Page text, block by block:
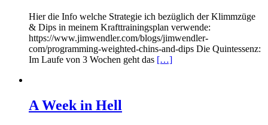
Hier die Info welche Strategie ich bezüglich der Klimmzüge
& Dips in meinem Krafttrainingsplan verwende:
https://www.jimwendler.com/blogs/jimwendler-
com/programming-weighted-chins-and-dips Die Quintessenz:
Im Laufe von 3 Wochen geht das […]
A Week in Hell